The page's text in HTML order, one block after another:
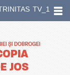
TV_1